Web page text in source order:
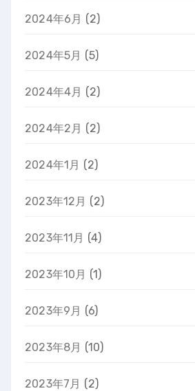
2024年6月 (2)
2024年5月 (5)
2024年4月 (2)
2024年2月 (2)
2024年1月 (2)
2023年12月 (2)
2023年11月 (4)
2023年10月 (1)
2023年9月 (6)
2023年8月 (10)
2023年7月 (2)